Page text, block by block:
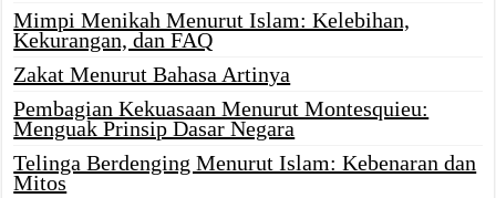
Mimpi Menikah Menurut Islam: Kelebihan,
Kekurangan, dan FAQ
Zakat Menurut Bahasa Artinya
Pembagian Kekuasaan Menurut Montesquieu:
Menguak Prinsip Dasar Negara
Telinga Berdenging Menurut Islam: Kebenaran dan
Mitos